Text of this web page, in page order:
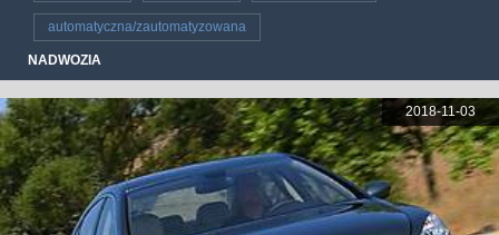
automatyczna/zautomatyzowana
NADWOZIA
2018-11-03